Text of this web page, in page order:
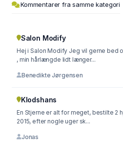
Kommentarer fra samme kategori
Salon Modify
Hej i Salon Modify Jeg vil gerne bed
, min hårlængde lidt længer...
Benedikte Jørgensen
Klodshans
En Stjerne er alt for meget, bestilte 2
2015, efter nogle uger sk...
Jonas